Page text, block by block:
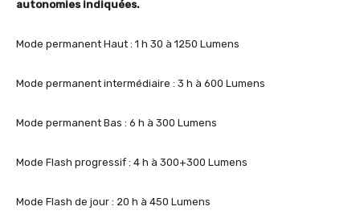
autonomies indiquées.
Mode permanent Haut : 1 h 30 à 1250 Lumens
Mode permanent intermédiaire : 3 h à 600 Lumens
Mode permanent Bas : 6 h à 300 Lumens
Mode Flash progressif : 4 h à 300+300 Lumens
Mode Flash de jour : 20 h à 450 Lumens